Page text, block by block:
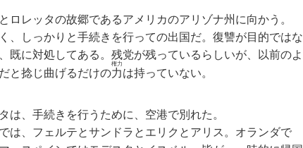
レッタの故郷であるアメリカのアリゾナ州に向かう。
、しっかりと手続きを行っての出国だ。復讐が目的ではな
既に対処してある。残党が残っているらしいが、以前のよ
と捻じ曲げるだけの力
権力
は持っていない。
、手続きを行うために、空港で別れた。
は、フェルテとサンドラとエリクとアリス。オランダで